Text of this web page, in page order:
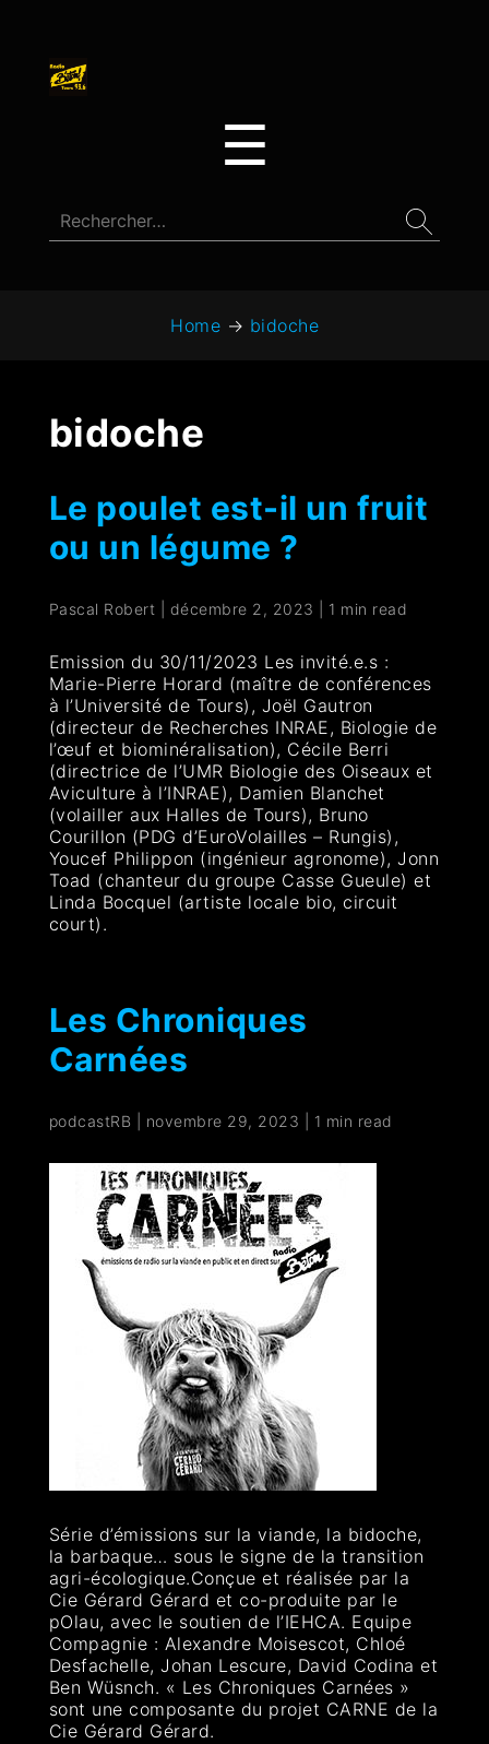
☰
Home → bidoche
bidoche
Le poulet est-il un fruit
ou un légume ?
Pascal Robert décembre 2, 2023 1 min read
Emission du 30/11/2023 Les invité.e.s :
Marie-Pierre Horard (maître de conférences
à l’Université de Tours), Joël Gautron
(directeur de Recherches INRAE, Biologie de
l’œuf et biominéralisation), Cécile Berri
(directrice de l’UMR Biologie des Oiseaux et
Aviculture à l’INRAE), Damien Blanchet
(volailler aux Halles de Tours), Bruno
Courillon (PDG d’EuroVolailles – Rungis),
Youcef Philippon (ingénieur agronome), Jonn
Toad (chanteur du groupe Casse Gueule) et
Linda Bocquel (artiste locale bio, circuit
court).
Les Chroniques
Carnées
podcastRB novembre 29, 2023 1 min read
Série d’émissions sur la viande, la bidoche,
la barbaque… sous le signe de la transition
agri-écologique.Conçue et réalisée par la
Cie Gérard Gérard et co-produite par le
pOlau, avec le soutien de l’IEHCA. Equipe
Compagnie : Alexandre Moisescot, Chloé
Desfachelle, Johan Lescure, David Codina et
Ben Wüsnch. « Les Chroniques Carnées »
sont une composante du projet CARNE de la
Cie Gérard Gérard.